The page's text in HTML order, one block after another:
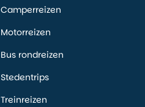
Camperreizen
Motorreizen
Bus rondreizen
Stedentrips
Treinreizen